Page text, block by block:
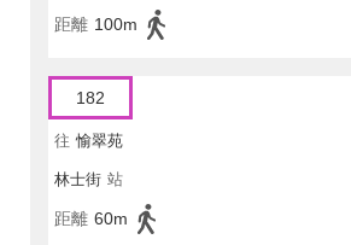
距離 100m
182
往 愉翠苑
林士街 站
距離 60m